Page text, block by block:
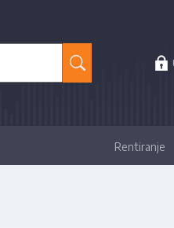
Rentiranje